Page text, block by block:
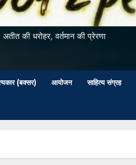
अतीत की धरोहर, वर्तमान की प्रेरणा
(बक्सर) आयोजन साहित्य संग्रह